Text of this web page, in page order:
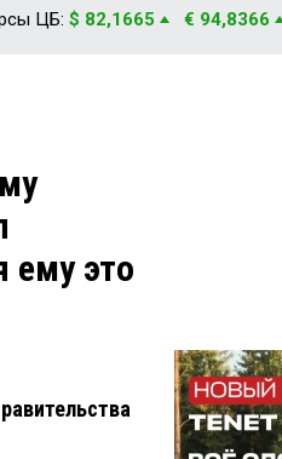
ЦБ: $ 82,1665 € 94,8366
ему это